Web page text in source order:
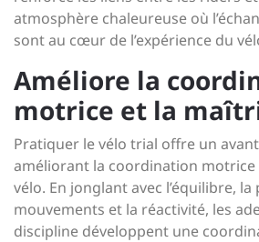
atmosphère chaleureuse où
sont au cœur de l’expérience du
Améliore la
motrice et la
Pratiquer le vélo trial offre un
améliorant la coordination motrice
vélo. En jonglant avec l’équilibre,
mouvements et la réactivité, les
discipline développent une